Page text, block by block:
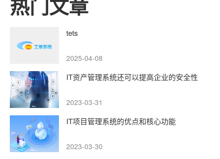
tets
2025-04-08
IT资产管理系统还可以提高企业的安全性
2023-03-31
IT项目管理系统的优点和核心功能
2023-03-30